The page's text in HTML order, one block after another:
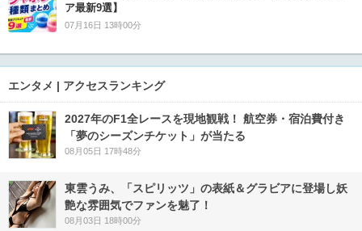
ア最新9選】
07月16日 13時00分
エンタメ | アクセスランキング
2027年のF1全レースを現地観戦！ 航空券・宿泊費付き
「夢のシーズンチケット」が当たる
08月05日 17時48分
東雲うみ、「スピリッツ」の表紙＆グラビアに登場し妖
艶な雰囲気でファンを魅了！
08月03日 18時00分